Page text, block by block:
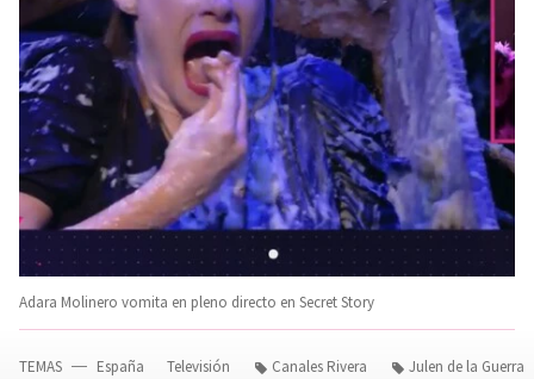
Adara Molinero vomita en pleno directo en Secret Story
TEMAS España Televisión Canales Rivera Julen de la Guerra